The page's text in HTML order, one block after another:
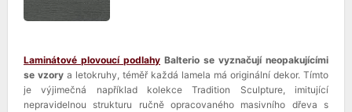
Laminátové plovoucí podlahy Balterio se vyznačují neopakujícími
se vzory a letokruhy, téměř každá lamela má originální dekor. Tímto
je výjimečná například kolekce Tradition Sculpture, imitující
nepravidelnou strukturu ručně opracovaného masivního dřeva s